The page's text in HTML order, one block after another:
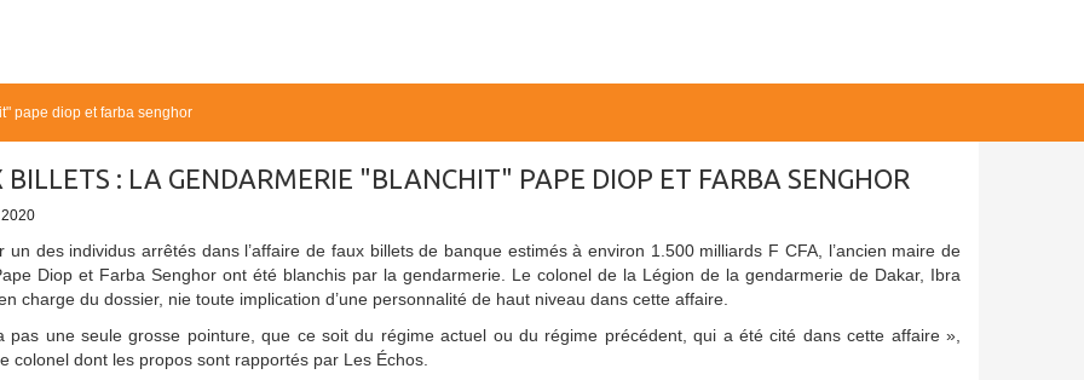
pape diop et farba senghor
BILLETS : LA GENDARMERIE "BLANCHIT" PAPE DIOP ET FARBA SENGHOR
un des individus arrêtés dans l’affaire de faux billets de banque estimés à environ 1.500 milliards F CFA, l’ancien maire de
Diop et Farba Senghor ont été blanchis par la gendarmerie. Le colonel de la Légion de la gendarmerie de Dakar, Ibra
charge du dossier, nie toute implication d’une personnalité de haut niveau dans cette affaire.
pas une seule grosse pointure, que ce soit du régime actuel ou du régime précédent, qui a été cité dans cette affaire »,
colonel dont les propos sont rapportés par Les Échos.